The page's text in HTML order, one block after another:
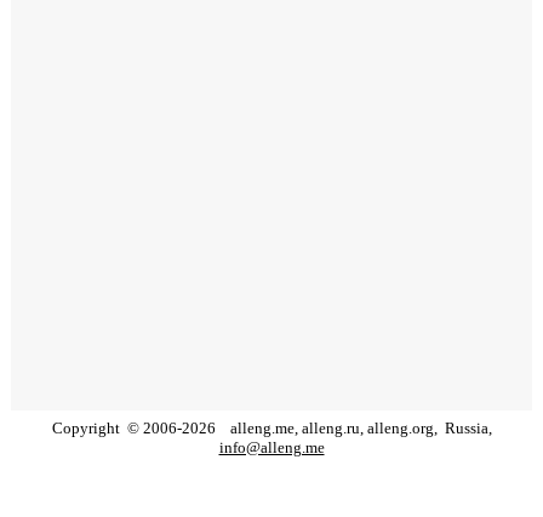
Copyright © 2006-2026 alleng.me, alleng.ru, alleng.org, Russia,
info@alleng.me